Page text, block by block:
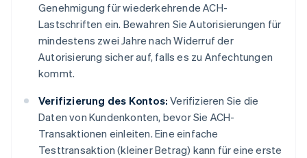
Genehmigung für wiederkehrende ACH-
Lastschriften ein. Bewahren Sie Autorisierungen für
mindestens zwei Jahre nach Widerruf der
Autorisierung sicher auf, falls es zu Anfechtungen
kommt.
Verifizierung des Kontos: Verifizieren Sie die
Daten von Kundenkonten, bevor Sie ACH-
Transaktionen einleiten. Eine einfache
Testtransaktion (kleiner Betrag) kann für eine erste